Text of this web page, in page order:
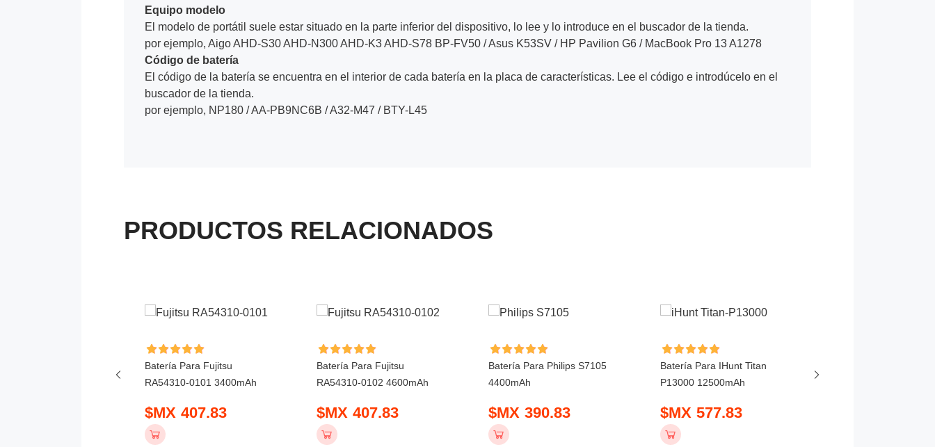
Equipo modelo
El modelo de portátil suele estar situado en la parte inferior del dispositivo, lo lee y lo introduce en el buscador de la tienda.
por ejemplo, Aigo AHD-S30 AHD-N300 AHD-K3 AHD-S78 BP-FV50 / Asus K53SV / HP Pavilion G6 / MacBook Pro 13 A1278
Código de batería
El código de la batería se encuentra en el interior de cada batería en la placa de características. Lee el código e introdúcelo en el
buscador de la tienda.
por ejemplo, NP180 / AA-PB9NC6B / A32-M47 / BTY-L45
PRODUCTOS RELACIONADOS
Batería Para Fujitsu
RA54310-0101 3400mAh
$MX 407.83
Batería Para Fujitsu
RA54310-0102 4600mAh
$MX 407.83
Batería Para Philips S7105
4400mAh
$MX 390.83
Batería Para IHunt Titan
P13000 12500mAh
$MX 577.83